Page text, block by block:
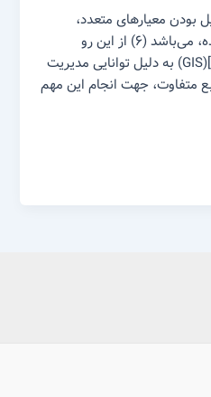
بودن معیارهای متعدد،
پیچیده و مشکل و خسته کننده، می‌باشد (۶) از این رو
سیستم اطلاعات جغرافیایی[۱](GIS) به دلیل توانایی مدیریت
متفاوت، جهت انجام این مهم